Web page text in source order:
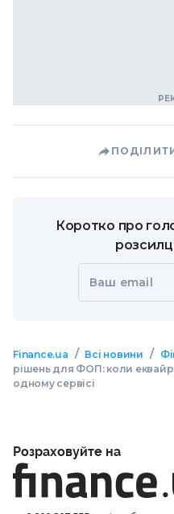
Коротко про
Ваш email
Finance.ua / Всі новини /
рішень для ФОП: коли
одному сервісі
Розраховуйте на